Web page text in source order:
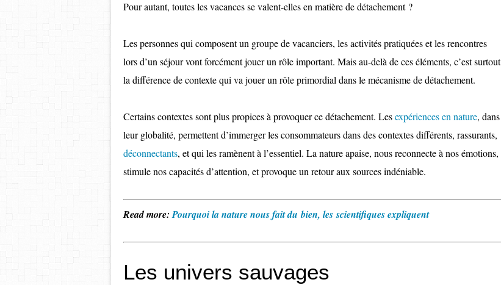
Pour autant, toutes les vacances se valent-elles en matière de détachement ?
Les personnes qui composent un groupe de vacanciers, les activités pratiquées et les rencontres
lors d’un séjour vont forcément jouer un rôle important. Mais au-delà de ces éléments, c’est surtout
la différence de contexte qui va jouer un rôle primordial dans le mécanisme de détachement.
Certains contextes sont plus propices à provoquer ce détachement. Lesexpériences en nature, dans
leur globalité, permettent d’immerger les consommateurs dans des contextes différents, rassurants,
déconnectants, et qui les ramènent à l’essentiel. La nature apaise, nous reconnecte à nos émotions,
stimule nos capacités d’attention, et provoque un retour aux sources indéniable.
Read more:Pourquoi la nature nous fait du bien, les scientifiques expliquent
Les univers sauvages